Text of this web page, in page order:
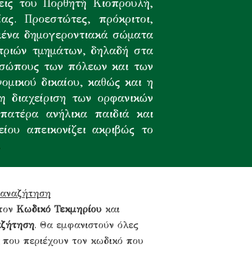
του Πορθητή Κιοπρουλή,
Προεστώτες, πρόκριτοι,
δημογεροντιακά σώματα
τμημάτων, δηλαδή στα
των πόλεων και των
δικαίου, καθώς και η
διαχείριση των ορφανικών
ανήλικα παιδιά και
απεικονίζει ακριβώς το
Κωδικό Τεκμηρίουκαι
. Θα εμφανιστούν όλες
περιέχουν τον κωδικό που